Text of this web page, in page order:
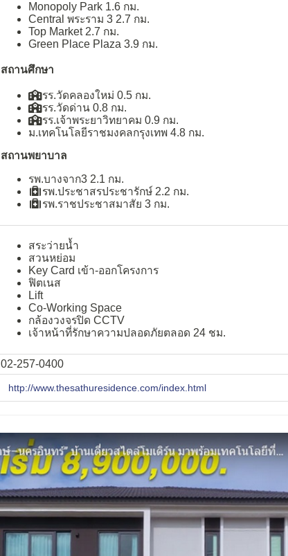
Monopoly Park 1.6 กม.
Central พระราม 3 2.7 กม.
Top Market 2.7 กม.
Green Place Plaza 3.9 กม.
สถานศึกษา
รร.วัดคลองใหม่ 0.5 กม.
รร.วัดด่าน 0.8 กม.
รร.เจ้าพระยาวิทยาคม 0.9 กม.
ม.เทคโนโลยีราชมงคลกรุงเทพ 4.8 กม.
สถานพยาบาล
รพ.บางจาก3 2.1 กม.
รพ.ประชาสรประชารักษ์ 2.2 กม.
รพ.ราชประชาสมาสัย 3 กม.
สระว่ายน้ำ
สวนหย่อม
Key Card เข้า-ออกโครงการ
ฟิตเนส
Lift
Co-Working Space
กล้องวงจรปิด CCTV
เจ้าหน้าที่รักษาความปลอดภัยตลอด 24 ชม.
02-257-0400
http://www.thesathuresidence.com/index.html